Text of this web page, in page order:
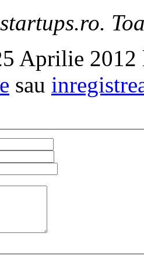
Aprilie 2012
sau